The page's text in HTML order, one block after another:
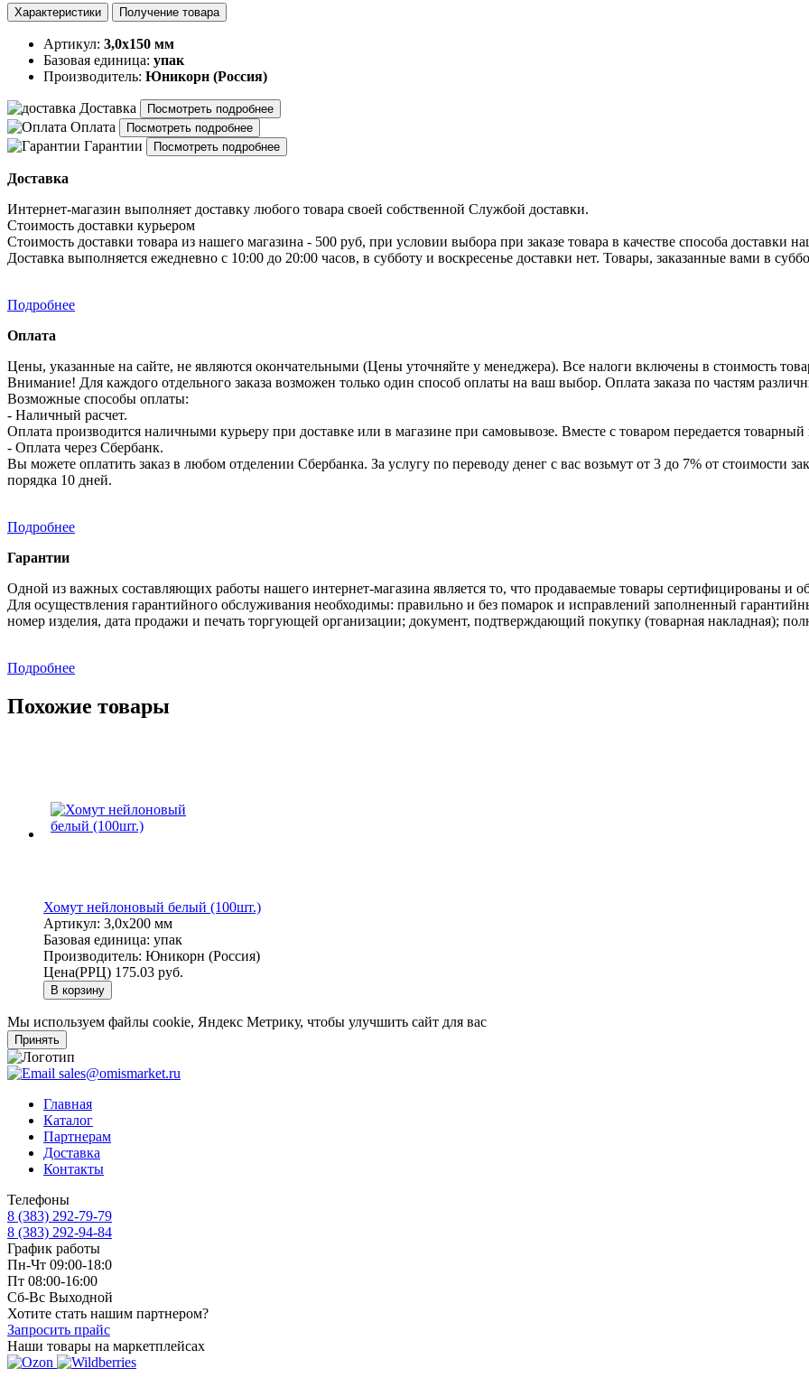
Характеристики Получение товара
Артикул: 3,0х150 мм
Базовая единица: упак
Производитель: Юникорн (Россия)
Доставка Посмотреть подробнее
Оплата Посмотреть подробнее
Гарантии Посмотреть подробнее
Доставка
Интернет-магазин выполняет доставку любого товара своей собственной Службой доставки.
Стоимость доставки курьером
Стоимость доставки товара из нашего магазина - 500 руб, при условии выбора при заказе товара в качестве способа доставки
Доставка выполняется ежедневно с 10:00 до 20:00 часов, в субботу и воскресенье доставки нет. Товары, заказанные вами в
Подробнее
Оплата
Цены, указанные на сайте, не являются окончательными (Цены уточняйте у менеджера). Все налоги включены в стоимость
Внимание! Для каждого отдельного заказа возможен только один способ оплаты на ваш выбор. Оплата заказа по частям
Возможные способы оплаты:
- Наличный расчет.
Оплата производится наличными курьеру при доставке или в магазине при самовывозе. Вместе с товаром передается
- Оплата через Сбербанк.
Вы можете оплатить заказ в любом отделении Сбербанка. За услугу по переводу денег с вас возьмут от 3 до 7% от стоимости
порядка 10 дней.
Подробнее
Гарантии
Одной из важных составляющих работы нашего интернет-магазина является то, что продаваемые товары сертифицированы и
Для осуществления гарантийного обслуживания необходимы: правильно и без помарок и исправлений заполненный
номер изделия, дата продажи и печать торгующей организации; документ, подтверждающий покупку (товарная накладная);
Подробнее
Похожие товары
Хомут нейлоновый белый (100шт.)
Артикул: 3,0х200 мм
Базовая единица: упак
Производитель: Юникорн (Россия)
Цена(РРЦ) 175.03 руб.
В корзину
Мы используем файлы cookie, Яндекс Метрику, чтобы улучшить сайт для вас
Принять
sales@omismarket.ru
Главная
Каталог
Партнерам
Доставка
Контакты
Телефоны
8 (383) 292-79-79
8 (383) 292-94-84
График работы
Пн-Чт 09:00-18:0
Пт 08:00-16:00
Сб-Вс Выходной
Хотите стать нашим партнером?
Запросить прайс
Наши товары на маркетплейсах